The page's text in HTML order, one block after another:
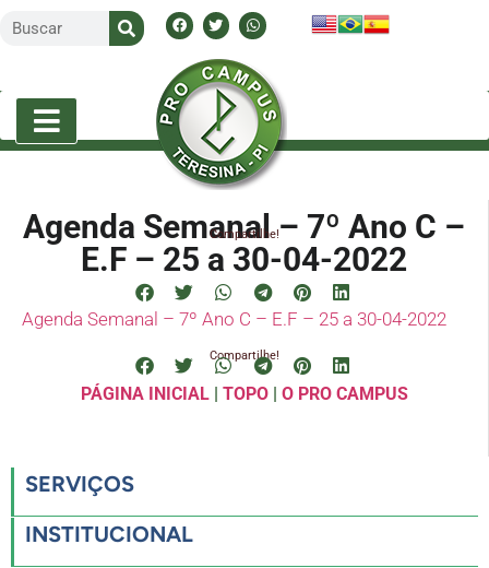
Agenda Semanal – 7º Ano C –
E.F – 25 a 30-04-2022
Compartilhe!
Agenda Semanal – 7º Ano C – E.F – 25 a 30-04-2022
Compartilhe!
PÁGINA INICIAL| TOPO| O PRO CAMPUS
SERVIÇOS
INSTITUCIONAL